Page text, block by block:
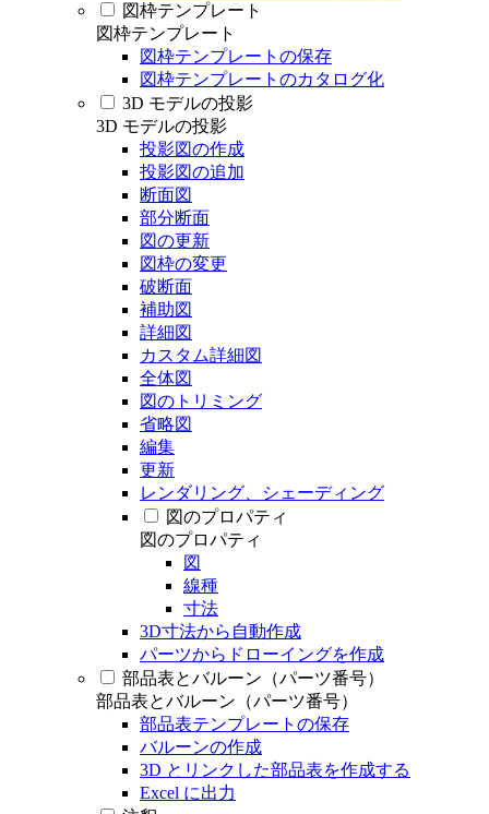
図枠テンプレート
図枠テンプレート
図枠テンプレートの保存
図枠テンプレートのカタログ化
3D モデルの投影
3D モデルの投影
投影図の作成
投影図の追加
断面図
部分断面
図の更新
図枠の変更
破断面
補助図
詳細図
カスタム詳細図
全体図
図のトリミング
省略図
編集
更新
レンダリング、シェーディング
図のプロパティ
図のプロパティ
図
線種
寸法
3D寸法から自動作成
パーツからドローイングを作成
部品表とバルーン（パーツ番号）
部品表とバルーン（パーツ番号）
部品表テンプレートの保存
バルーンの作成
3D とリンクした部品表を作成する
Excel に出力